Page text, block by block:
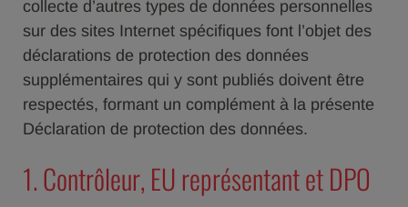
collecte d’autres types de données personnelles
sur des sites Internet spécifiques font l’objet des
déclarations de protection des données
supplémentaires qui y sont publiés doivent être
respectés, formant un complément à la présente
Déclaration de protection des données.
1. Contrôleur, EU représentant et DPO